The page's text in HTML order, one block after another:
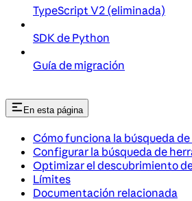
TypeScript V2 (eliminada)
SDK de Python
Guía de migración
En esta página
Cómo funciona la búsqueda
Configurar la búsqueda de
Optimizar el descubrimiento
Límites
Documentación relacionada